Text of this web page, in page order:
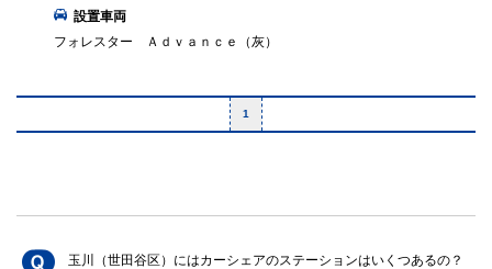
設置車両
フォレスター Ａｄｖａｎｃｅ（灰）
1
玉川（世田谷区）にはカーシェアのステーションはいくつあるの？